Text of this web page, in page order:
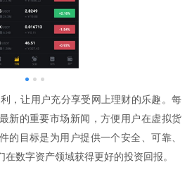
，让用户充分享受网上理财的乐趣。每
新的重要市场新闻，方便用户在虚拟货
的目标是为用户提供一个安全、可靠、
数字资产领域获得更好的投资回报。